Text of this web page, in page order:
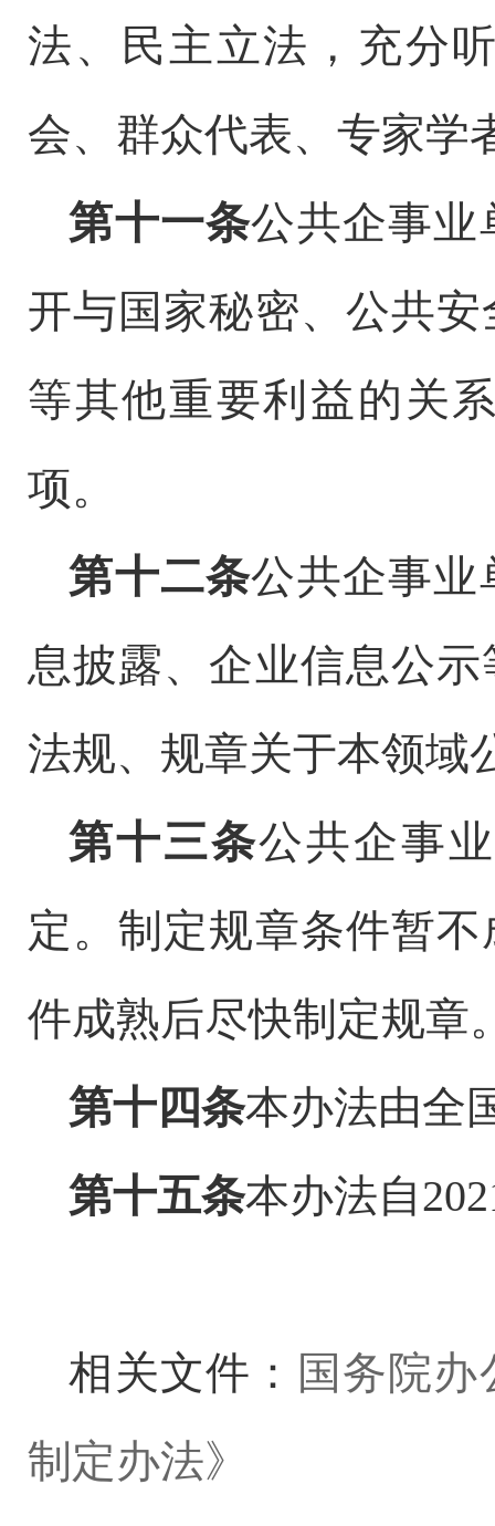
法、民主立法，充分
会、群众代表、专家学
第十一条公共企事业
开与国家秘密、公共
等其他重要利益的关
项。
第十二条公共企事业
息披露、企业信息公
法规、规章关于本领域
第十三条公共企事
定。制定规章条件暂
件成熟后尽快制定规章
第十四条本办法由全
第十五条本办法自
相关文件： 国务院
制定办法》